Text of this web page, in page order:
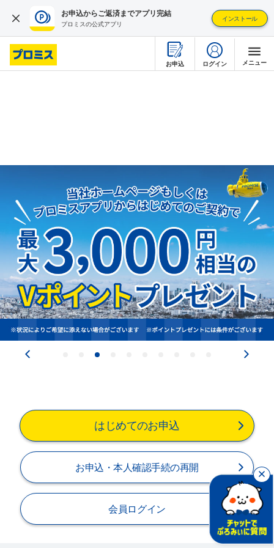
お申込からご返済までアプリ完結
プロミスの公式アプリ
インストール
お申込 ログイン メニュー
疑問・不安を解消する
店舗・ATMを探す
プロミスについて
閉じる
はじめてのお申込
お申込・本人確認手続の再開
会員ログイン